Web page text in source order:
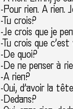
-Pour rien. A rien.
-Tu crois?
-Je crois que je
-Tu crois que
-De quoi?
-De ne penser à
-A rien?
-Oui, d’avoir la
-Dedans?